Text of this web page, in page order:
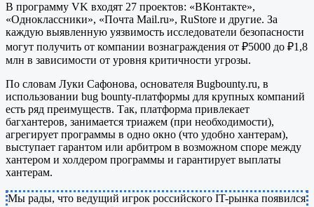
В программу VK входят 27 проектов: «ВКонтакте»,
«Одноклассники», «Почта Mail.ru», RuStore и другие. За
каждую выявленную уязвимость исследователи безопасности
могут получить от компании вознаграждения от ₽5000 до ₽1,8
млн в зависимости от уровня критичности угрозы.
По словам Луки Сафонова, основателя Bugbounty.ru, в
использовании bug bounty-платформы для крупных компаний
есть ряд преимуществ. Так, платформа привлекает
багхантеров, занимается триажем (при необходимости),
агрегирует программы в одно окно (что удобно хантерам),
выступает гарантом или арбитром в возможном споре между
хантером и холдером программы и гарантирует выплаты
хантерам.
Мы рады, что ведущий игрок российского IT-рынка появился